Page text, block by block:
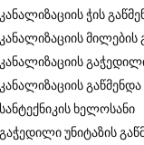
კანალიზაციის ჭის
კანალიზაციის მილების
კანალიზაციის
კანალიზაციის გაწმენდა
სანტექნიკის ხელოსანი
გაჭედილი უნიტაზის